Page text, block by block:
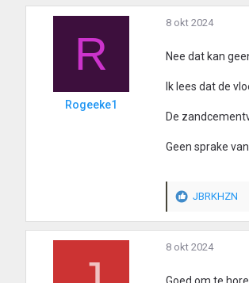
R
Rogeeke1
8 okt 2024
Nee dat kan
Ik lees dat de
De
Geen sprake
W
a
r
JBRKHZN
8 okt 2024